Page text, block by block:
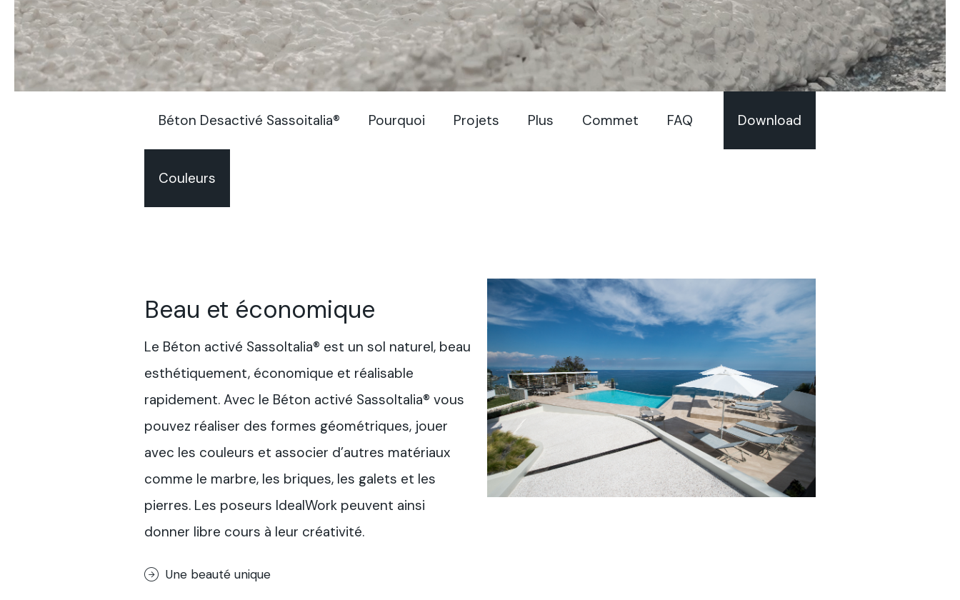
Béton Desactivé Sassoitalia® Pourquoi Projets Plus Commet FAQ Download
Couleurs
Beau et économique
Le Béton activé SassoItalia® est un sol naturel, beau
esthétiquement, économique et réalisable
rapidement. Avec le Béton activé SassoItalia® vous
pouvez réaliser des formes géométriques, jouer
avec les couleurs et associer d’autres matériaux
comme le marbre, les briques, les galets et les
pierres. Les poseurs IdealWork peuvent ainsi
donner libre cours à leur créativité.
Une beauté unique